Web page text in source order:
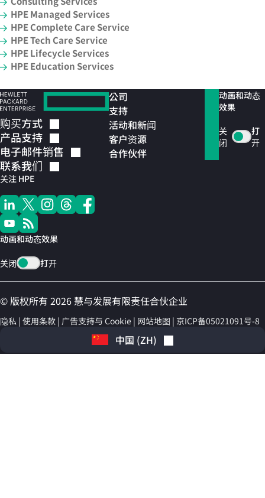
HPE Managed Services
HPE Complete Care Service
HPE Tech Care Service
HPE Lifecycle Services
HPE Education Services
购买方式
产品支持
电子邮件销售
联系我们
关注 HPE
动画和动态效果
关闭 打开
公司
支持
活动和新闻
客户资源
合作伙伴
动画和动态
效果
关
闭
打
开
© 版权所有 2026 慧与发展有限责任合伙企业
隐私 使用条款 广告支持与 Cookie 网站地图 京ICP备05021091号-8
中国 (ZH)